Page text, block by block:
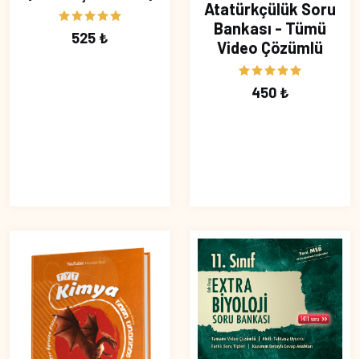
525 ₺
Atatürkçülük Soru
Bankası - Tümü
Video Çözümlü
450 ₺